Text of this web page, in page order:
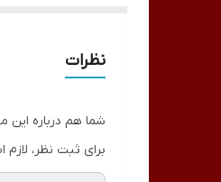
نظرات
شما هم درباره این
برای ثبت نظر،